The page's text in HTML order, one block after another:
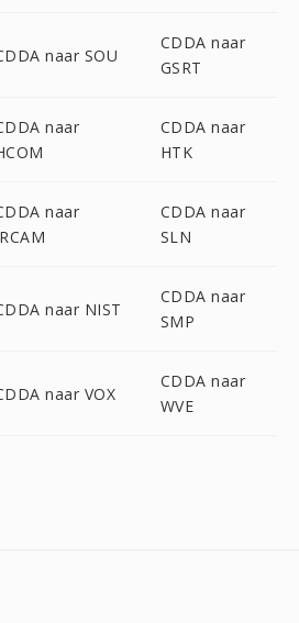
naar SOU
CDDA naar
GSRT
naar
CDDA naar
HTK
naar
CDDA naar
SLN
naar NIST
CDDA naar
SMP
naar VOX
CDDA naar
WVE